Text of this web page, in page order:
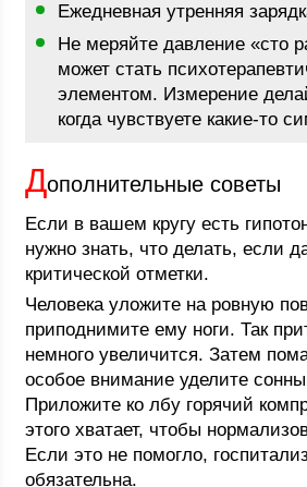
Ежедневная утренняя
Не меряйте давление «сто
может стать
элементом. Измерение
когда чувствуете какие-то
Дополнительные советы
Если в вашем кругу есть
нужно знать, что делать, если
критической отметки.
Человека уложите на ровную
приподнимите ему ноги. Так
немного увеличится. Затем
особое внимание уделите
Приложите ко лбу горячий
этого хватает, чтобы
Если это не помогло,
обязательна.